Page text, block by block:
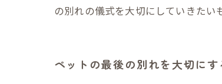
の別れの儀式を大切にしていきたい
ペットの最後の別れを大切にす